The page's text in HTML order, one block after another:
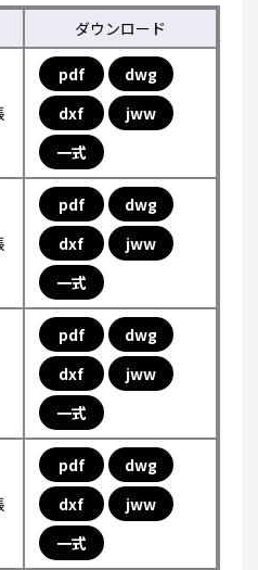
ダウンロード
pdf
dwg
dxf
jww
一式
pdf
dwg
dxf
jww
一式
pdf
dwg
dxf
jww
一式
pdf
dwg
dxf
jww
一式